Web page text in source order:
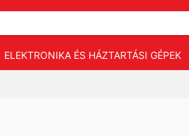
ELEKTRONIKA ÉS HÁZTARTÁSI GÉPEK